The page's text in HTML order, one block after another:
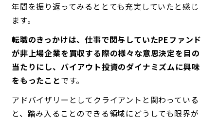
年間を振り返ってみるととても充実していたと感じ
ます。
転職のきっかけは、仕事で関与していたPEファンド
が非上場企業を買収する際の様々な意思決定を目の
当たりにし、バイアウト投資のダイナミズムに興味
をもったことです。
アドバイザリーとしてクライアントと関わっている
と、踏み入ることのできる領域にどうしても限界が